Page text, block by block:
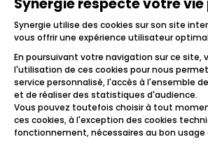
Linkedin SynergieInstagramTikTok
Trouver un emploi
Icône d'illustration
Candidats
Icône d'illustration